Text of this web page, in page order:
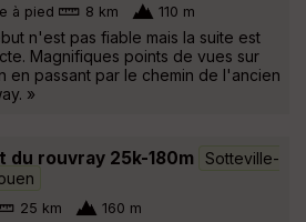
à pied 8 km 110 m
n'est pas fiable mais la suite est
Magnifiques points de vues sur
en passant par le chemin de l'ancien
»
du rouvray 25k-180m
Sotteville-
25 km 160 m